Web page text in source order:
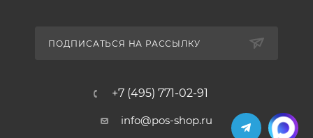
ПОДПИСАТЬСЯ НА РАССЫЛКУ
+7 (495) 771-02-91
info@pos-shop.ru